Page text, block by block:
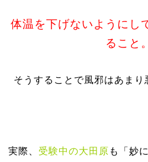
体温を下げないようにし
ること。
そうすることで風邪はあまり
実際、 受験中の大田原 も「妙